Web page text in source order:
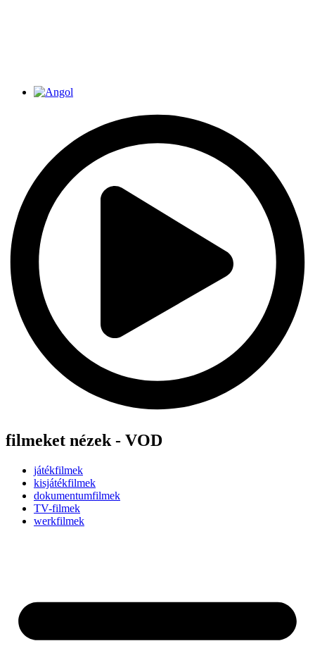
filmeket nézek - VOD
játékfilmek
kisjátékfilmek
dokumentumfilmek
TV-filmek
werkfilmek